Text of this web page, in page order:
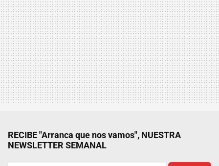
RECIBE "Arranca que nos vamos", NUESTRA
NEWSLETTER SEMANAL